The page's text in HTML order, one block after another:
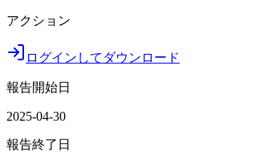
アクション
ログインしてダウンロード
報告開始日
2025-04-30
報告終了日